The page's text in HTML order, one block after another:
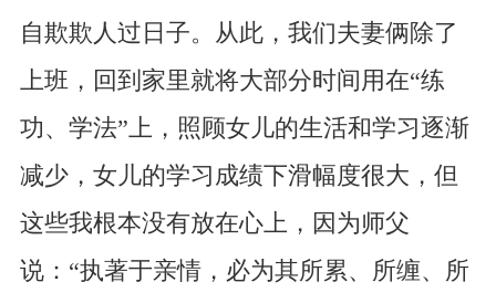
自欺欺人过日子。从此，我们夫妻俩除了
上班，回到家里就将大部分时间用在“练
功、学法”上，照顾女儿的生活和学习逐渐
减少，女儿的学习成绩下滑幅度很大，但
这些我根本没有放在心上，因为师父
说：“执著于亲情，必为其所累、所缠、所